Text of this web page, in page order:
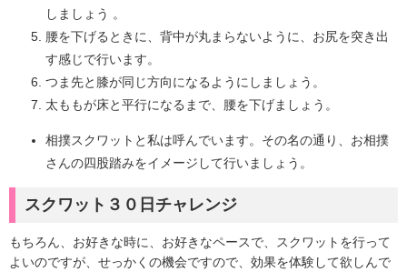
しましょう 。
腰を下げるときに、背中が丸まらないように、お尻を突き出
す感じで行います。
つま先と膝が同じ方向になるようにしましょう。
太ももが床と平行になるまで、腰を下げましょう。
相撲スクワットと私は呼んでいます。その名の通り、お相撲
さんの四股踏みをイメージして行いましょう。
スクワット３０日チャレンジ
もちろん、お好きな時に、お好きなペースで、スクワットを行って
よいのですが、せっかくの機会ですので、効果を体験して欲しんで